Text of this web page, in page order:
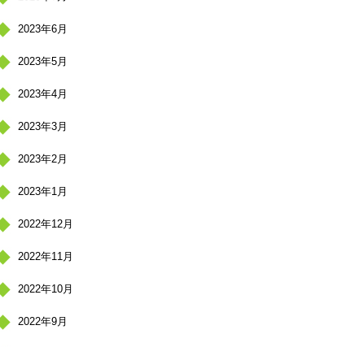
2023年6月
2023年5月
2023年4月
2023年3月
2023年2月
2023年1月
2022年12月
2022年11月
2022年10月
2022年9月